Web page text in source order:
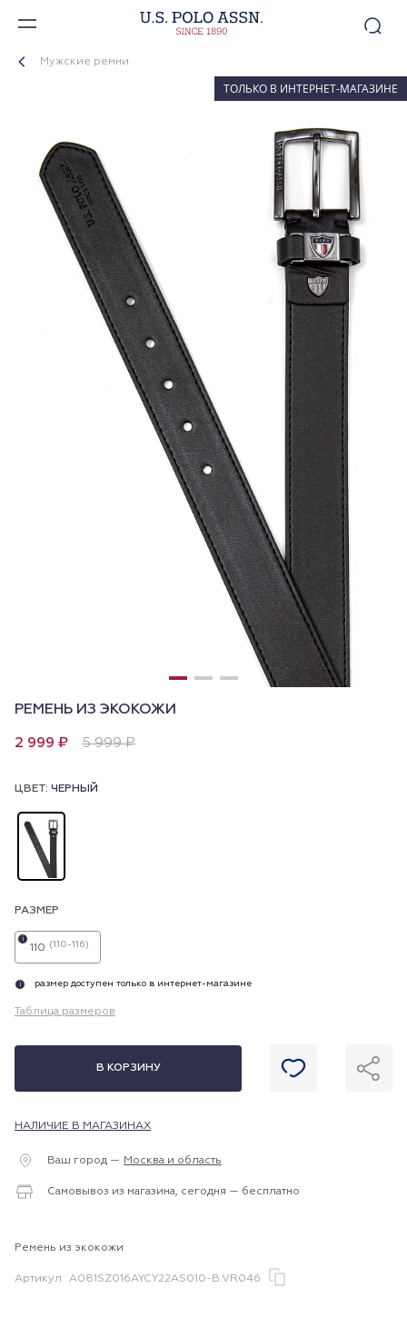
Мужские ремни
ТОЛЬКО В ИНТЕРНЕТ-МАГАЗИНЕ
РЕМЕНЬ ИЗ ЭКОКОЖИ
2 999 ₽ 5 999 ₽
ЦВЕТ: ЧЕРНЫЙ
РАЗМЕР
110 (110-116)
i
i размер доступен только в интернет-магазине
Таблица размеров
В КОРЗИНУ
НАЛИЧИЕ В МАГАЗИНАХ
Ваш город — Москва и область
Самовывоз из магазина, сегодня — бесплатно
Ремень из экокожи
Артикул A081SZ016AYCY22AS010-B.VR046